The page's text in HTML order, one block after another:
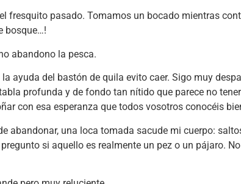
fresquito pasado. Tomamos un bocado mientras
bosque…!
abandono la pesca.
ayuda del bastón de quila evito caer. Sigo muy
profunda y de fondo tan nítido que parece no
con esa esperanza que todos vosotros conocéis
abandonar, una loca tomada sacude mi cuerpo:
si aquello es realmente un pez o un pájaro.